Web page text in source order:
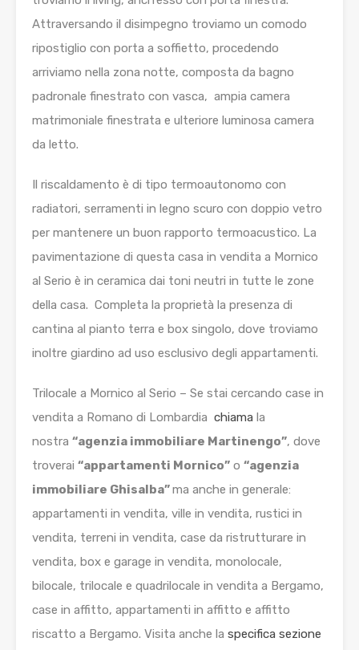
Attraversando il disimpegno troviamo un comodo
ripostiglio con porta a soffietto, procedendo
arriviamo nella zona notte, composta da bagno
padronale finestrato con vasca, ampia camera
matrimoniale finestrata e ulteriore luminosa camera
da letto.
Il riscaldamento è di tipo termoautonomo con
radiatori, serramenti in legno scuro con doppio vetro
per mantenere un buon rapporto termoacustico. La
pavimentazione di questa casa in vendita a Mornico
al Serio è in ceramica dai toni neutri in tutte le zone
della casa. Completa la proprietà la presenza di
cantina al pianto terra e box singolo, dove troviamo
inoltre giardino ad uso esclusivo degli appartamenti.
Trilocale a Mornico al Serio – Se stai cercando case in
vendita a Romano di Lombardia chiama la
nostra “agenzia immobiliare Martinengo”, dove
troverai “appartamenti Mornico” o “agenzia
immobiliare Ghisalba”ma anche in generale:
appartamenti in vendita, ville in vendita, rustici in
vendita, terreni in vendita, case da ristrutturare in
vendita, box e garage in vendita, monolocale,
bilocale, trilocale e quadrilocale in vendita a Bergamo,
case in affitto, appartamenti in affitto e affitto
riscatto a Bergamo. Visita anche la specifica sezione